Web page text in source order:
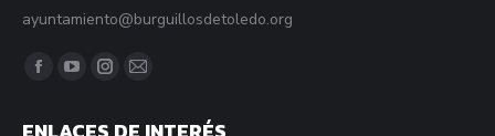
ayuntamiento@burguillosdetoledo.org
Find us on:
Facebook
YouTubeInstagram
Mail